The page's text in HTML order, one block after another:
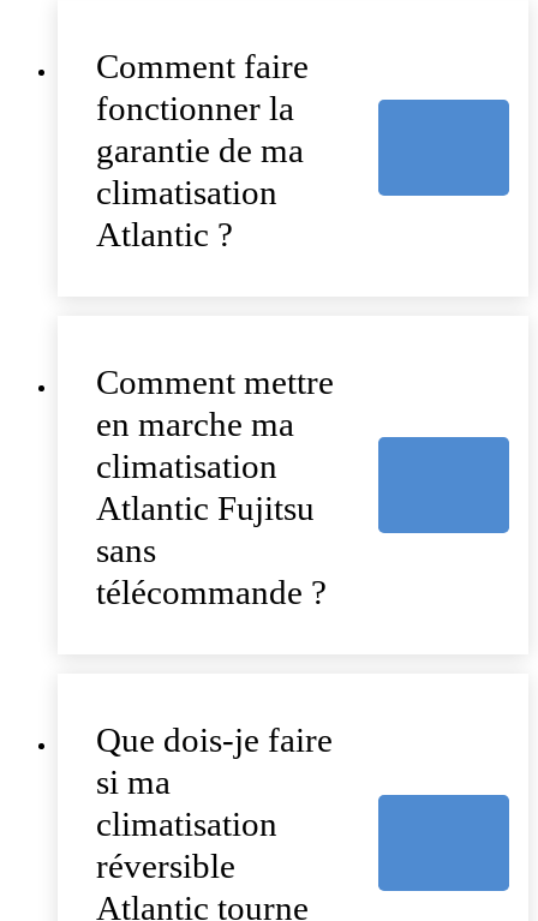
Comment faire
fonctionner la
garantie de ma
climatisation
Atlantic ?
Comment mettre
en marche ma
climatisation
Atlantic Fujitsu
sans
télécommande ?
Que dois-je faire
si ma
climatisation
réversible
Atlantic tourne